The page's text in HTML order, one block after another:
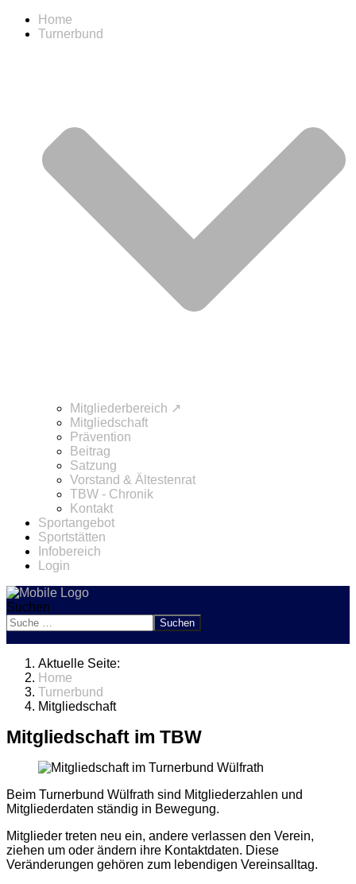
Home
Turnerbund
Mitgliederbereich ↗
Mitgliedschaft
Prävention
Beitrag
Satzung
Vorstand & Ältestenrat
TBW - Chronik
Kontakt
Sportangebot
Sportstätten
Infobereich
Login
Suchen
Suchen
Aktuelle Seite:
Home
Turnerbund
Mitgliedschaft
Mitgliedschaft im TBW
Beim Turnerbund Wülfrath sind Mitgliederzahlen und
Mitgliederdaten ständig in Bewegung.
Mitglieder treten neu ein, andere verlassen den Verein,
ziehen um oder ändern ihre Kontaktdaten. Diese
Veränderungen gehören zum lebendigen Vereinsalltag.